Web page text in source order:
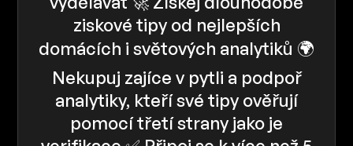
ziskové tipy od nejlepších
domácích i světových analytiků 🌍
Nekupuj zajíce v pytli a podpoř
analytiky, kteří své tipy ověřují
pomocí třetí strany jako je